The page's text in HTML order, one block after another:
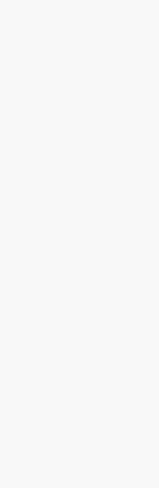
Regional werben
Digitalisierung stützt
Wie